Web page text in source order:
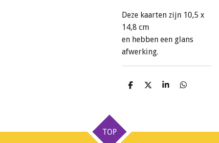
Deze kaarten zijn 10,5 x
14,8 cm
en hebben een glans
afwerking.
D
D
S
D
TOP